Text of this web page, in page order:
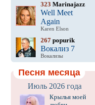
323 Marinajazz
Well Meet
Again
Karen Elson
267popurik
Вокализ 7
Вокализы
Песня месяца
Июль 2026 года
Крылья моей